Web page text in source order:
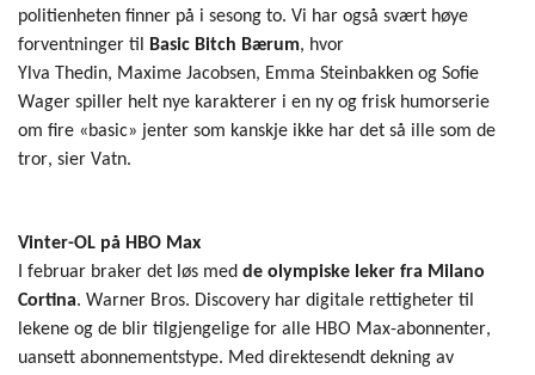
politienheten finner på i sesong to. Vi har også svært høye
forventninger til Basic Bitch Bærum, hvor
Ylva Thedin, Maxime Jacobsen, Emma Steinbakken og Sofie
Wager spiller helt nye karakterer i en ny og frisk humorserie
om fire «basic» jenter som kanskje ikke har det så ille som de
tror, sier Vatn.
Vinter-OL på HBO Max
I februar braker det løs med de olympiske leker fra Milano
Cortina. Warner Bros. Discovery har digitale rettigheter til
lekene og de blir tilgjengelige for alle HBO Max-abonnenter,
uansett abonnementstype. Med direktesendt dekning av